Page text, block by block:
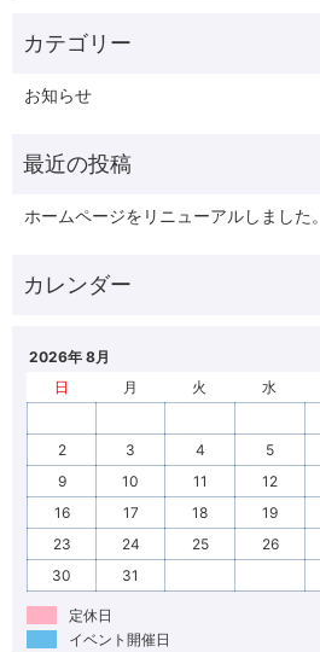
お知らせ
ホームページをリニューアルしました。
2026年 8月
日
月 火 水
2
3 4 5
9
10 11 12
16
17 18 19
23
24 25 26
30
31
定休日
イベント開催日